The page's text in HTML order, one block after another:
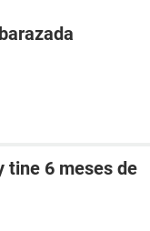
tine 6 meses de